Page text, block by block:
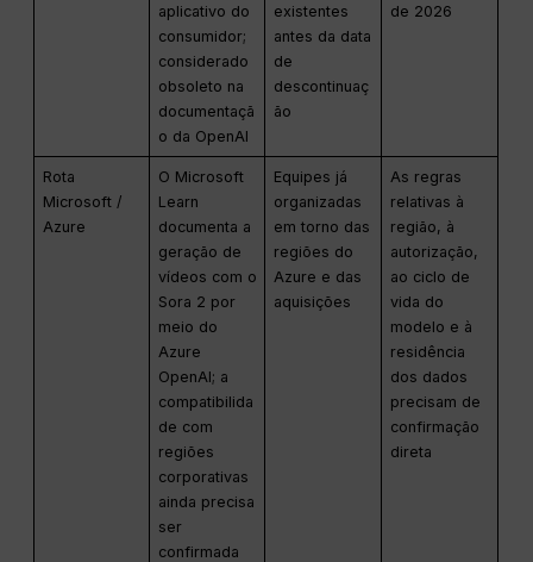
aplicativo do
consumidor;
considerado
obsoleto na
documentaçã
o da OpenAI
existentes
antes da data
de
descontinuaç
ão
de 2026
Rota
Microsoft /
Azure
O Microsoft
Learn
documenta a
geração de
vídeos com o
Sora 2 por
meio do
Azure
OpenAI; a
compatibilida
de com
regiões
corporativas
ainda precisa
ser
confirmada
Equipes já
organizadas
em torno das
regiões do
Azure e das
aquisições
As regras
relativas à
região, à
autorização,
ao ciclo de
vida do
modelo e à
residência
dos dados
precisam de
confirmação
direta